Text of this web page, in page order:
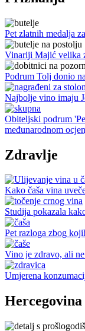
Pet zlatnih medalja
Vinariji Majić velika
Podrum Tolj donio
Najbolje vino imaju
Obiteljski podrum
međunarodnom
Zdravlje
Kako čaša vina
Studija pokazala
Pet razloga zbog
Vino je zdravo, ali
Umjerena
Hercegovina